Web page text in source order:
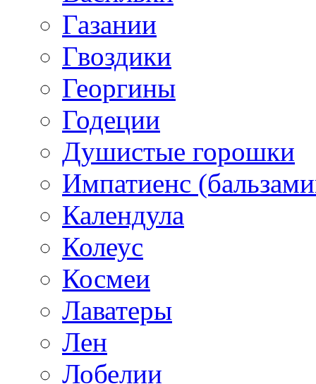
Газании
Гвоздики
Георгины
Годеции
Душистые горошки
Импатиенс
Календула
Колеус
Космеи
Лаватеры
Лен
Лобелии